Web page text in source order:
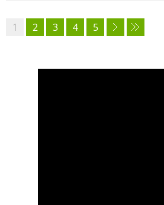
1 2 3 4 5